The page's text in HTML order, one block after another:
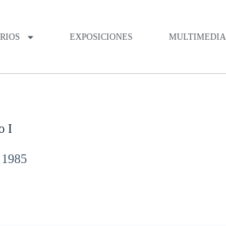
EXPOSICIONES MULTIMEDIA
I